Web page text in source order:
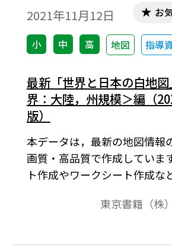
2021年11月12日
小 中 高 地図 指導
お
最新「世界と日本の白地
界：大陸，州規模＞編（
版）
本データは，最新の地図情報
画質・高品質で作成していま
ト作成やワークシート作成な
「世界と日本の白地図」は
（3）＜世界：国規模＞編，
東京書籍（